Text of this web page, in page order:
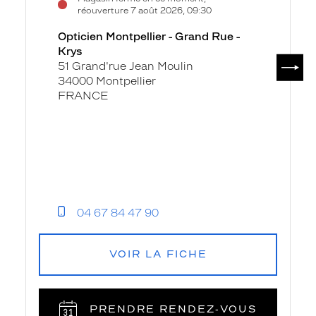
réouverture 7 août 2026, 09:30
Opticien Montpellier - Grand Rue -
Krys
51 Grand'rue Jean Moulin
34000 Montpellier
FRANCE
04 67 84 47 90
VOIR LA FICHE
PRENDRE RENDEZ‑VOUS